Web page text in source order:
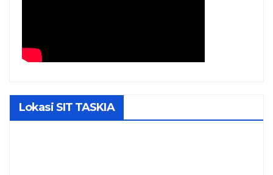
Lokasi SIT TASKIA